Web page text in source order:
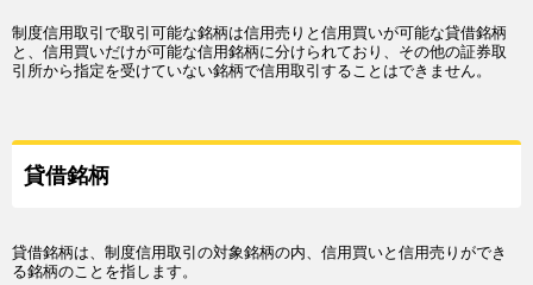
制度信用取引で取引可能な銘柄は信用売りと信用買いが可能な貸借銘柄
と、信用買いだけが可能な信用銘柄に分けられており、その他の証券取
引所から指定を受けていない銘柄で信用取引することはできません。
貸借銘柄
貸借銘柄は、制度信用取引の対象銘柄の内、信用買いと信用売りができ
る銘柄のことを指します。